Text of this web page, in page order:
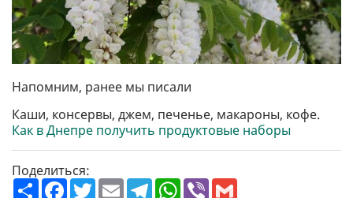
Напомним, ранее мы писали
Каши, консервы, джем, печенье, макароны, кофе.
Как в Днепре получить продуктовые наборы
Поделиться:
П
F T E T W V